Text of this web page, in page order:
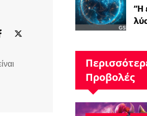
“Η
Προβολές